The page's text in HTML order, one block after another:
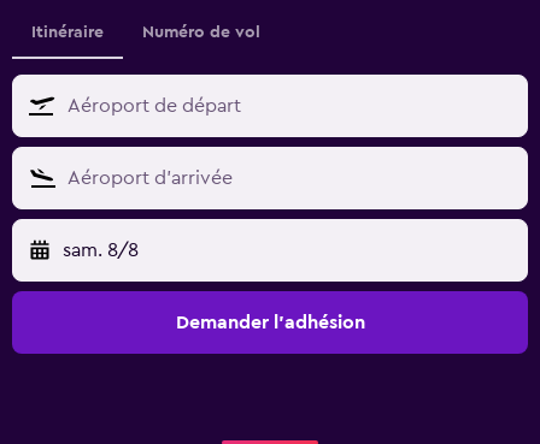
Itinéraire Numéro de vol
sam. 8/8
Demander l’adhésion